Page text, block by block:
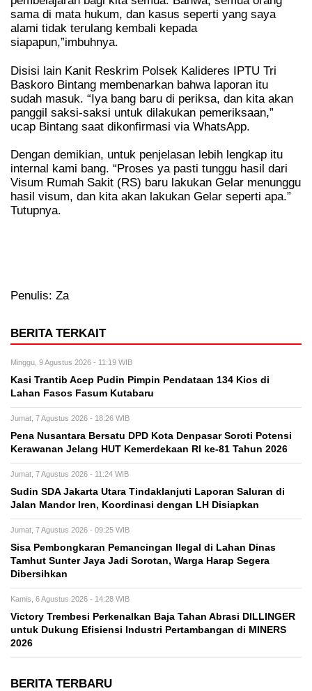
sama di mata hukum, dan kasus seperti yang saya
alami tidak terulang kembali kepada
siapapun,”imbuhnya.
Disisi lain Kanit Reskrim Polsek Kalideres IPTU Tri
Baskoro Bintang membenarkan bahwa laporan itu
sudah masuk. “Iya bang baru di periksa, dan kita akan
panggil saksi-saksi untuk dilakukan pemeriksaan,”
ucap Bintang saat dikonfirmasi via WhatsApp.
Dengan demikian, untuk penjelasan lebih lengkap itu
internal kami bang. “Proses ya pasti tunggu hasil dari
Visum Rumah Sakit (RS) baru lakukan Gelar menunggu
hasil visum, dan kita akan lakukan Gelar seperti apa.”
Tutupnya.
Penulis: Za
BERITA TERKAIT
Minggu, 9 Agustus 2026 - 11:19 WIB
Kasi Trantib Acep Pudin Pimpin Pendataan 134 Kios di
Lahan Fasos Fasum Kutabaru
Jumat, 7 Agustus 2026 - 18:26 WIB
Pena Nusantara Bersatu DPD Kota Denpasar Soroti Potensi
Kerawanan Jelang HUT Kemerdekaan RI ke-81 Tahun 2026
Jumat, 7 Agustus 2026 - 11:24 WIB
Sudin SDA Jakarta Utara Tindaklanjuti Laporan Saluran di
Jalan Mandor Iren, Koordinasi dengan LH Disiapkan
Jumat, 7 Agustus 2026 - 09:25 WIB
Sisa Pembongkaran Pemancingan Ilegal di Lahan Dinas
Tamhut Sunter Jaya Jadi Sorotan, Warga Harap Segera
Dibersihkan
Kamis, 6 Agustus 2026 - 14:28 WIB
Victory Trembesi Perkenalkan Baja Tahan Abrasi DILLINGER
untuk Dukung Efisiensi Industri Pertambangan di MINERS
2026
BERITA TERBARU